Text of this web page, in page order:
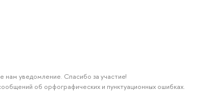
уведомление. Спасибо за участие!
об орфографических и пунктуационных ошибках.